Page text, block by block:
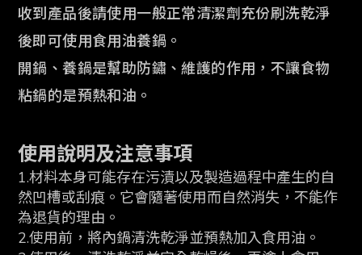
收到產品後請使用一般正常清潔劑充份刷洗乾淨
後即可使用食用油養鍋。
開鍋、養鍋是幫助防鏽、維護的作用，不讓食物
粘鍋的是預熱和油。
使用說明及注意事項
1.材料本身可能存在污漬以及製造過程中產生的自
然凹槽或刮痕。它會隨著使用而自然消失，不能作
為退貨的理由。
2.使用前，將內鍋清洗乾淨並預熱加入食用油。